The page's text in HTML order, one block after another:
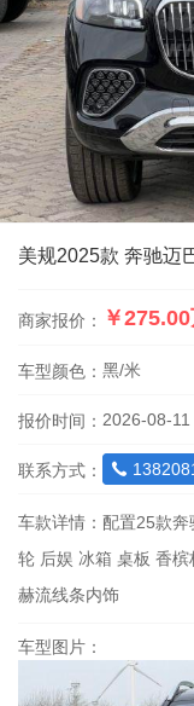
美规2025款 奔驰迈
商家报价： ￥
车型颜色： 黑/米
报价时间： 2026-08-11
联系方式： 
车款详情： 配置25款奔
轮 后娱 冰箱 桌板 香
赫流线条内饰
车型图片：